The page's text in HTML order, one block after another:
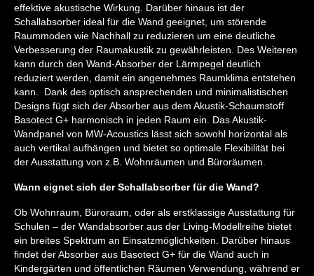
effektive akustische Wirkung. Darüber hinaus ist der
Schallabsorber ideal für die Wand geeignet, um störende
Raummoden wie Nachhall zu reduzieren um eine deutliche
Verbesserung der Raumakustik zu gewährleisten. Des Weiteren
kann durch den Wand-Absorber der Lärmpegel deutlich
reduziert werden, damit ein angenehmes Raumklima entstehen
kann. Dank des optisch ansprechenden und minimalistischen
Designs fügt sich der Absorber aus dem Akustik-Schaumstoff
Basotect G+ harmonisch in jeden Raum ein. Das Akustik-
Wandpanel von MW-Acoustics lässt sich sowohl horizontal als
auch vertikal aufhängen und bietet so optimale Flexibilität bei
der Ausstattung von z.B. Wohnräumen und Büroräumen.
Wann eignet sich der Schallabsorber für die Wand?
Ob Wohnraum, Büroraum, oder als erstklassige Ausstattung für
Schulen – der Wandabsorber aus der Living-Modellreihe bietet
ein breites Spektrum an Einsatzmöglichkeiten. Darüber hinaus
findet der Absorber aus Basotect G+ für die Wand auch in
Kindergärten und öffentlichen Räumen Verwendung, während er